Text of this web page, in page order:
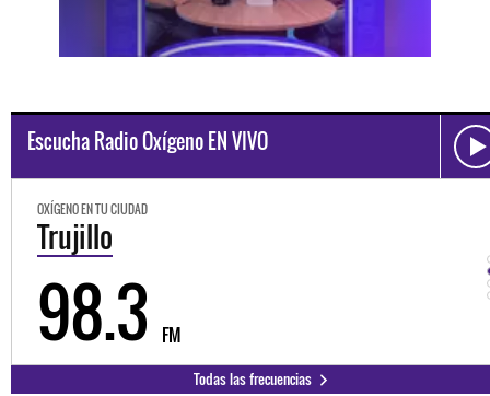
Escucha Radio Oxígeno EN VIVO
OXÍGENO EN TU CIUDAD
Trujillo
98.3 FM
Todas las frecuencias